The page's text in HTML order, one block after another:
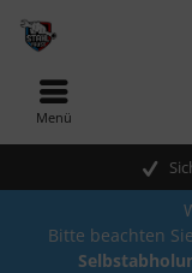
Menü
Bitte beachten